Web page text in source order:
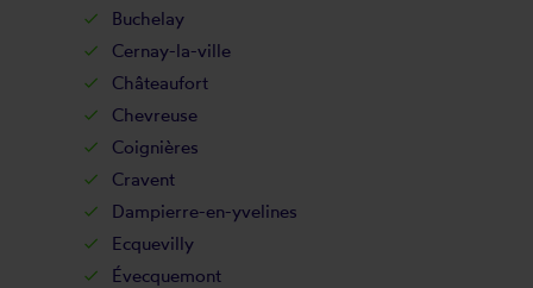
Buchelay
Cernay-la-ville
Châteaufort
Chevreuse
Coignières
Cravent
Dampierre-en-yvelines
Ecquevilly
Évecquemont